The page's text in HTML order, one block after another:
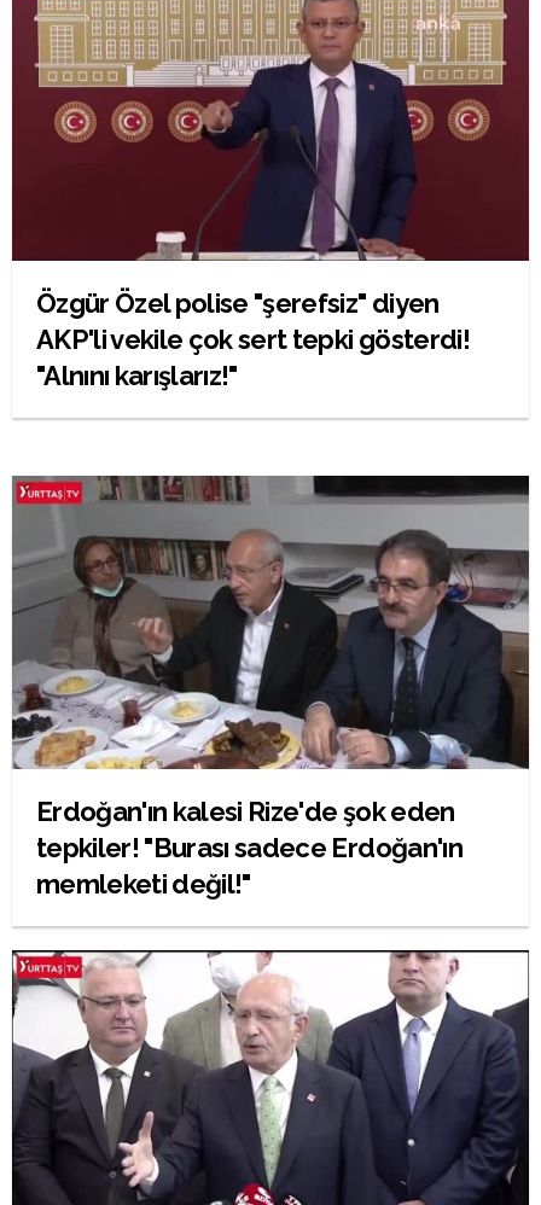
Özgür Özel polise "şerefsiz" diyen
AKP'li vekile çok sert tepki gösterdi!
"Alnını karışlarız!"
Erdoğan'ın kalesi Rize'de şok eden
tepkiler! "Burası sadece Erdoğan'ın
memleketi değil!"